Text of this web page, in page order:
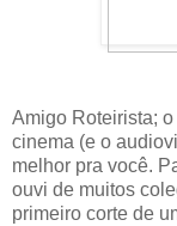
Amigo Roteirista;
cinema (e o
melhor pra você.
ouvi de muitos
primeiro corte de